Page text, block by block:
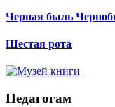
Черная быль
Шестая рота
Педагогам